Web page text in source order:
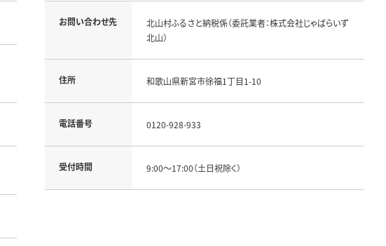
お問い合わせ先
北山村ふるさと納税係（委託業者：株式会社じゃばらいず
北山）
住所 和歌山県新宮市徐福1丁目1-10
電話番号 0120-928-933
受付時間 9:00～17:00（土日祝除く）